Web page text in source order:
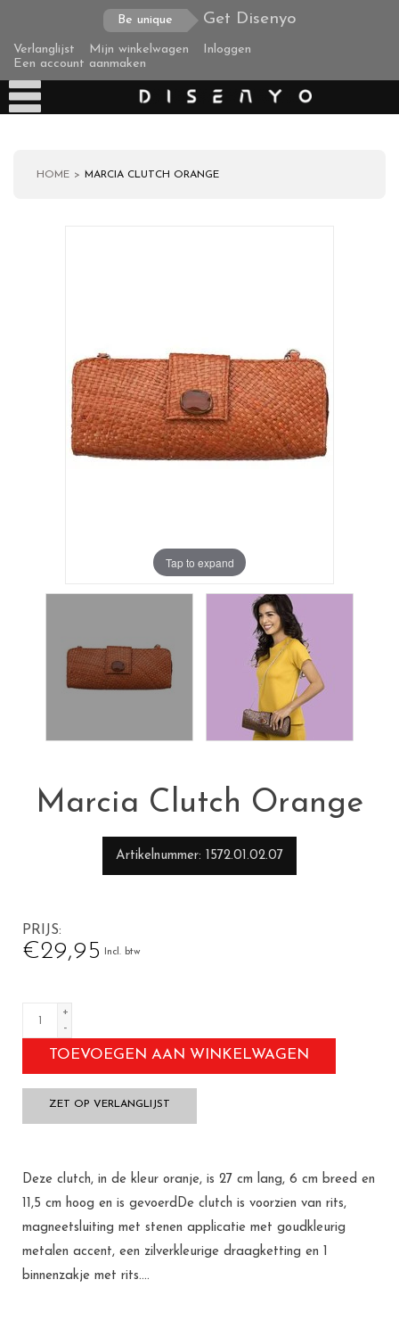
Be unique Get Disenyo
Verlanglijst Mijn winkelwagen
Inloggen
Een account aanmaken
Zakelijke klanten
HOME MARCIA CLUTCH ORANGE
Tap to expand
Marcia Clutch Orange
Artikelnummer 1572.01.02.07
PRIJS
€29,95 Incl. btw
+
-
TOEVOEGEN AAN WINKELWAGEN
ZET OP VERLANGLIJST
Deze clutch, in de kleur oranje, is 27 cm lang, 6 cm breed en
11,5 cm hoog en is gevoerdDe clutch is voorzien van rits,
magneetsluiting met stenen applicatie met goudkleurig
metalen accent, een zilverkleurige draagketting en 1
binnenzakje met rits....